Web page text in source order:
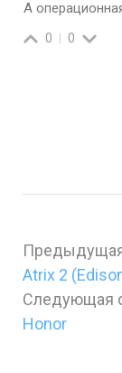
А
0 0
Предыдущая
Atrix 2
Следующая
Honor